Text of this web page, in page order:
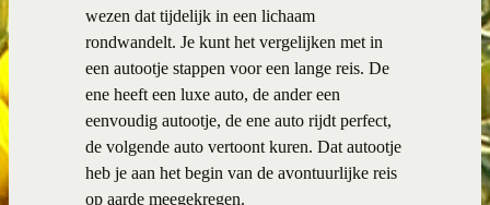
wezen dat tijdelijk in een lichaam
rondwandelt. Je kunt het vergelijken met in
een autootje stappen voor een lange reis. De
ene heeft een luxe auto, de ander een
eenvoudig autootje, de ene auto rijdt perfect,
de volgende auto vertoont kuren. Dat autootje
heb je aan het begin van de avontuurlijke reis
op aarde meegekregen.